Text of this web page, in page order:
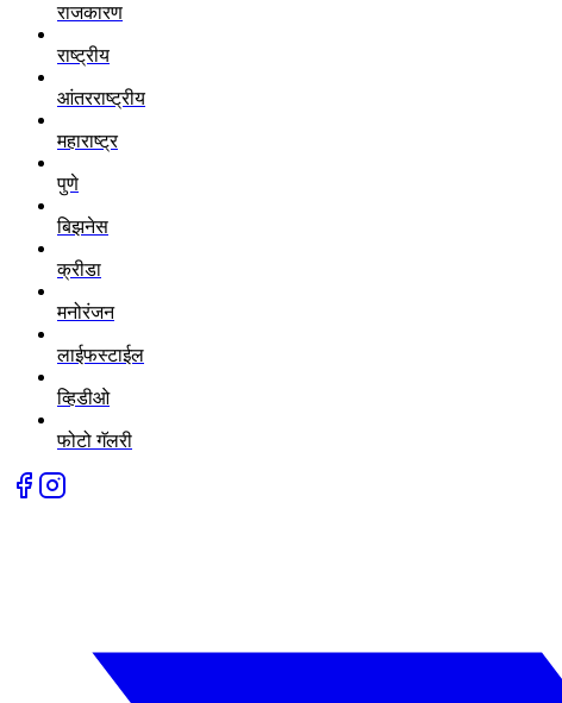
राजकारण
राष्ट्रीय
आंतरराष्ट्रीय
महाराष्ट्र
पुणे
बिझनेस
क्रीडा
मनोरंजन
लाईफस्टाईल
व्हिडीओ
फोटो गॅलरी